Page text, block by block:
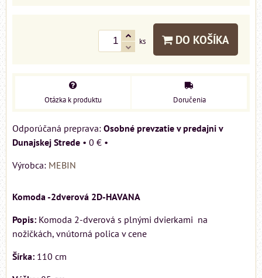
ks DO KOŠÍKA
Otázka k produktu Doručenia
Osobné prevzatie v predajni v
Dunajskej Strede • 0 € •
Výrobca: MEBIN
Komoda -2dverová 2D-HAVANA
Popis: Komoda 2-dverová s plnými dvierkami na
nožičkách, vnútorná polica v cene
Šírka: 110 cm